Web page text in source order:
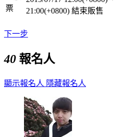
票
21:00(+0800) 結束販售
下一步
40 報名人
顯示報名人 隱藏報名人